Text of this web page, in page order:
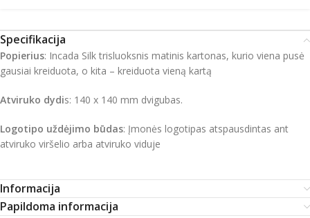
Specifikacija
Popierius: Incada Silk trisluoksnis matinis kartonas, kurio viena pusė
gausiai kreiduota, o kita – kreiduota vieną kartą
Atviruko dydis: 140 x 140 mm dvigubas.
Logotipo uždėjimo būdas: Įmonės logotipas atspausdintas ant
atviruko viršelio arba atviruko viduje
Informacija
Papildoma informacija